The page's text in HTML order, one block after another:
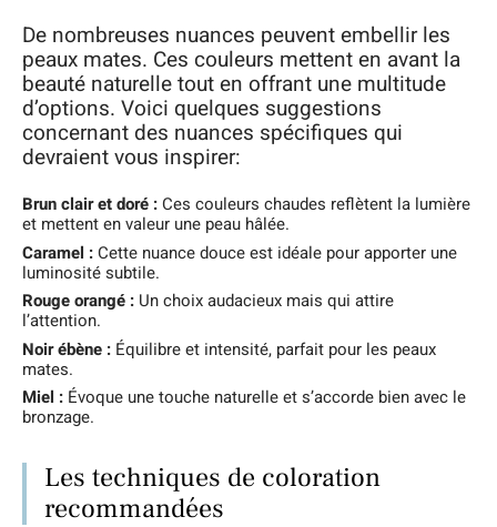
De nombreuses nuances peuvent embellir les
peaux mates. Ces couleurs mettent en avant la
beauté naturelle tout en offrant une multitude
d’options. Voici quelques suggestions
concernant des nuances spécifiques qui
devraient vous inspirer:
Brun clair et doré :Ces couleurs chaudes reflètent la lumière
et mettent en valeur une peau hâlée.
Caramel :Cette nuance douce est idéale pour apporter une
luminosité subtile.
Rouge orangé : Un choix audacieux mais qui attire
l’attention.
Noir ébène : Équilibre et intensité, parfait pour les peaux
mates.
Miel : Évoque une touche naturelle et s’accorde bien avec le
bronzage.
Les techniques de coloration
recommandées